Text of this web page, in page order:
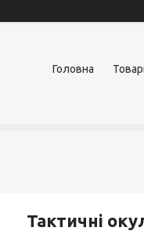
Головна
Тактичні